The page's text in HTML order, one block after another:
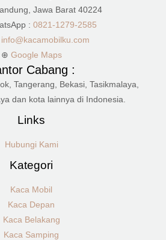
Jawa Barat 40224
: 0821-1279-2585
info@kacamobilku.com
⊕ Google Maps
Cabang :
Tangerang, Bekasi, Tasikmalaya,
dan kota lainnya di Indonesia.
Links
Hubungi Kami
Kategori
Kaca Mobil
Kaca Depan
Kaca Belakang
Kaca Samping